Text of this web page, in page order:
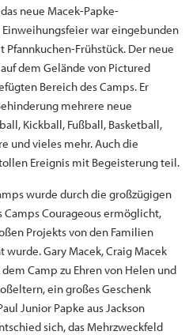
neue Macek-Papke-
war eingebunden
Pfannkuchen-Frühstück. Der neue
dem Gelände von Pictured
Bereich des Camps. Er
mehrere neue
Kickball, Fußball, Basketball,
und vieles mehr. Auch die
Ereignis mit Begeisterung teil.
wurde durch die großzügigen
Courageous ermöglicht,
Projekts von den Familien
Gary Macek, Craig Macek
Camp zu Ehren von Helen und
ein großes Geschenk
Junior Papke aus Jackson
sich, das Mehrzweckfeld